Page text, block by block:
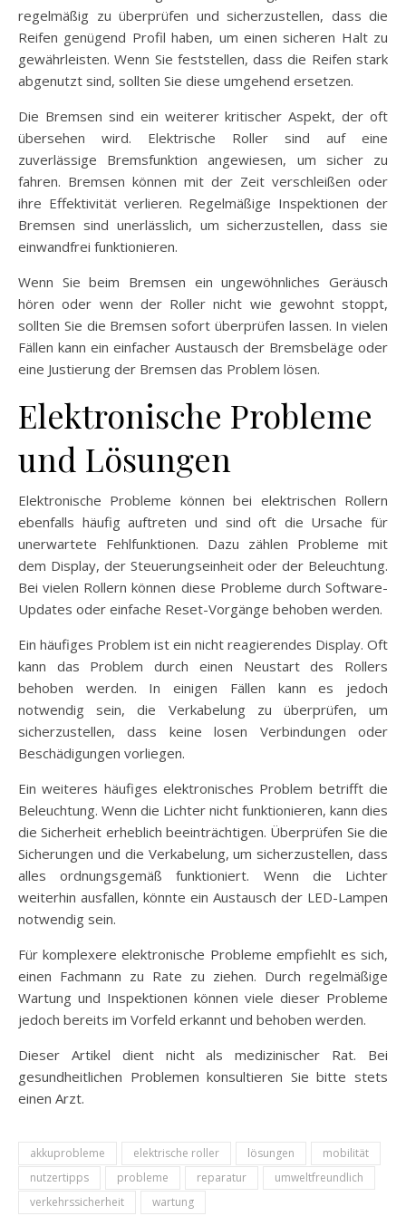
regelmäßig zu überprüfen und sicherzustellen, dass die
Reifen genügend Profil haben, um einen sicheren Halt zu
gewährleisten. Wenn Sie feststellen, dass die Reifen stark
abgenutzt sind, sollten Sie diese umgehend ersetzen.
Die Bremsen sind ein weiterer kritischer Aspekt, der oft
übersehen wird. Elektrische Roller sind auf eine
zuverlässige Bremsfunktion angewiesen, um sicher zu
fahren. Bremsen können mit der Zeit verschleißen oder
ihre Effektivität verlieren. Regelmäßige Inspektionen der
Bremsen sind unerlässlich, um sicherzustellen, dass sie
einwandfrei funktionieren.
Wenn Sie beim Bremsen ein ungewöhnliches Geräusch
hören oder wenn der Roller nicht wie gewohnt stoppt,
sollten Sie die Bremsen sofort überprüfen lassen. In vielen
Fällen kann ein einfacher Austausch der Bremsbeläge oder
eine Justierung der Bremsen das Problem lösen.
Elektronische Probleme
und Lösungen
Elektronische Probleme können bei elektrischen Rollern
ebenfalls häufig auftreten und sind oft die Ursache für
unerwartete Fehlfunktionen. Dazu zählen Probleme mit
dem Display, der Steuerungseinheit oder der Beleuchtung.
Bei vielen Rollern können diese Probleme durch Software-
Updates oder einfache Reset-Vorgänge behoben werden.
Ein häufiges Problem ist ein nicht reagierendes Display. Oft
kann das Problem durch einen Neustart des Rollers
behoben werden. In einigen Fällen kann es jedoch
notwendig sein, die Verkabelung zu überprüfen, um
sicherzustellen, dass keine losen Verbindungen oder
Beschädigungen vorliegen.
Ein weiteres häufiges elektronisches Problem betrifft die
Beleuchtung. Wenn die Lichter nicht funktionieren, kann dies
die Sicherheit erheblich beeinträchtigen. Überprüfen Sie die
Sicherungen und die Verkabelung, um sicherzustellen, dass
alles ordnungsgemäß funktioniert. Wenn die Lichter
weiterhin ausfallen, könnte ein Austausch der LED-Lampen
notwendig sein.
Für komplexere elektronische Probleme empfiehlt es sich,
einen Fachmann zu Rate zu ziehen. Durch regelmäßige
Wartung und Inspektionen können viele dieser Probleme
jedoch bereits im Vorfeld erkannt und behoben werden.
Dieser Artikel dient nicht als medizinischer Rat. Bei
gesundheitlichen Problemen konsultieren Sie bitte stets
einen Arzt.
akkuprobleme elektrische roller lösungen
mobilität
nutzertipps
probleme reparatur
umweltfreundlich
verkehrssicherheit
wartung